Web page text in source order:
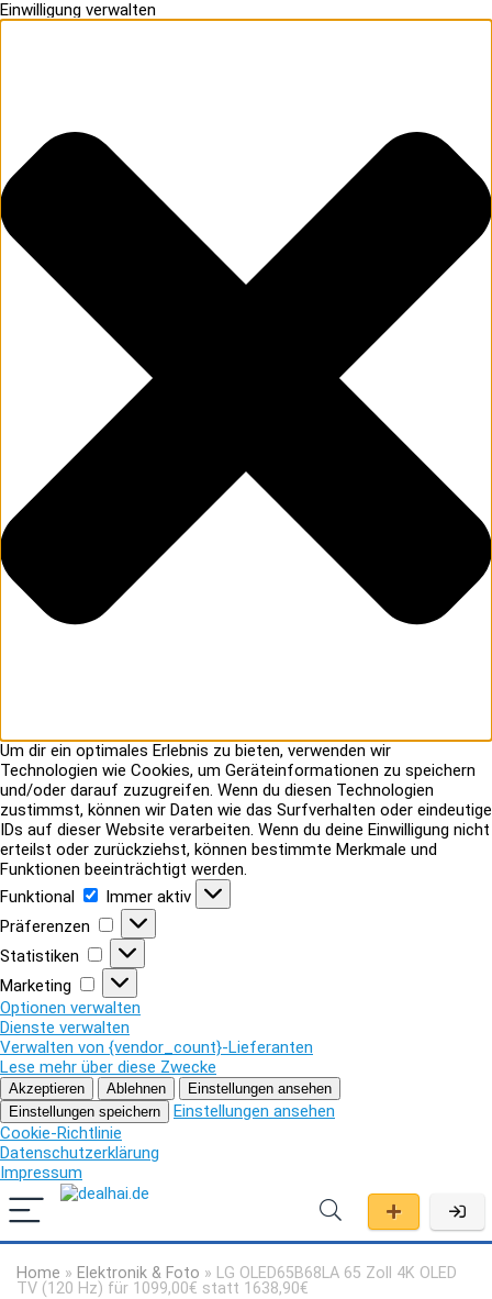
Einwilligung verwalten
Um dir ein optimales Erlebnis zu bieten, verwenden wir
Technologien wie Cookies, um Geräteinformationen zu speichern
und/oder darauf zuzugreifen. Wenn du diesen Technologien
zustimmst, können wir Daten wie das Surfverhalten oder eindeutige
IDs auf dieser Website verarbeiten. Wenn du deine Einwilligung nicht
erteilst oder zurückziehst, können bestimmte Merkmale und
Funktionen beeinträchtigt werden.
Funktional
Funktional
Immer aktiv
Präferenzen
Präferenzen
Statistiken
Statistiken
Marketing
Marketing
Optionen verwalten
Dienste verwalten
Verwalten von {vendor_count}-Lieferanten
Lese mehr über diese Zwecke
Akzeptieren Ablehnen
Einstellungen ansehen
Einstellungen speichern
Einstellungen ansehen
Cookie-Richtlinie
Datenschutzerklärung
Impressum
Home » Elektronik & Foto » LG OLED65B68LA 65 Zoll 4K OLED
TV (120 Hz) für 1099,00€ statt 1638,90€